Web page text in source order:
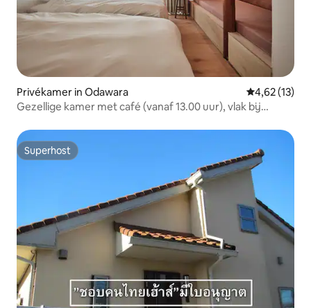
Privékamer in Odawara Gemiddelde
4,62 (13)
Gezellige kamer met café (vanaf 13.00 uur), vlak bij
Superhost
Superhost